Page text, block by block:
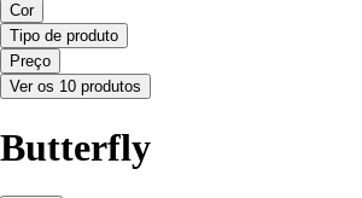
Cor
Tipo de produto
Preço
Ver os 10 produtos
Butterfly